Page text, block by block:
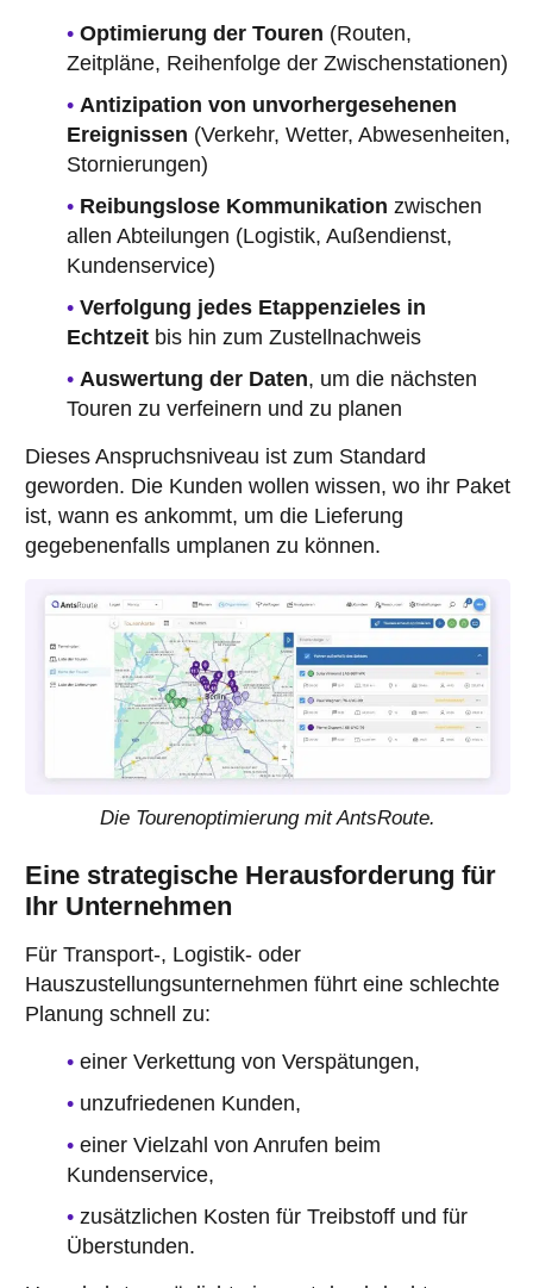
Optimierung der Touren (Routen,
Zeitpläne, Reihenfolge der Zwischenstationen)
Antizipation von unvorhergesehenen
Ereignissen (Verkehr, Wetter, Abwesenheiten,
Stornierungen)
Reibungslose Kommunikation zwischen
allen Abteilungen (Logistik, Außendienst,
Kundenservice)
Verfolgung jedes Etappenzieles in
Echtzeit bis hin zum Zustellnachweis
Auswertung der Daten, um die nächsten
Touren zu verfeinern und zu planen
Dieses Anspruchsniveau ist zum Standard
geworden. Die Kunden wollen wissen, wo ihr Paket
ist, wann es ankommt, um die Lieferung
gegebenenfalls umplanen zu können.
Die Tourenoptimierung mit AntsRoute.
Eine strategische Herausforderung für
Ihr Unternehmen
Für Transport-, Logistik- oder
Hauszustellungsunternehmen führt eine schlechte
Planung schnell zu:
einer Verkettung von Verspätungen,
unzufriedenen Kunden,
einer Vielzahl von Anrufen beim
Kundenservice,
zusätzlichen Kosten für Treibstoff und für
Überstunden.